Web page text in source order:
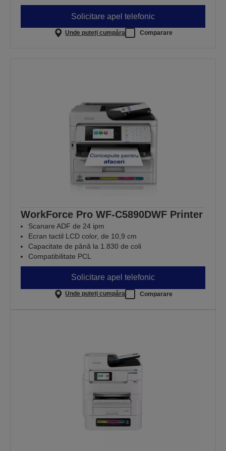
Solicitare apel telefonic
Unde puteți cumpăra Comparare
WorkForce Pro WF-C5890DWF Printer
Scanare ADF de 24 ipm
Ecran tactil LCD color, de 10,9 cm
Capacitate de până la 1.830 de coli
Compatibilitate PCL
Solicitare apel telefonic
Unde puteți cumpăra Comparare